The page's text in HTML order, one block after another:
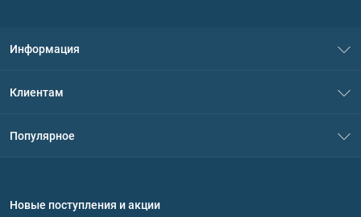
Информация
Политика конфиденциальности
Обмен и возврат
Клиентам
Популярное
Протеин
Новые поступления и акции